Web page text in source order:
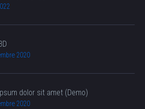
2020
dolor sit amet (Demo)
2020